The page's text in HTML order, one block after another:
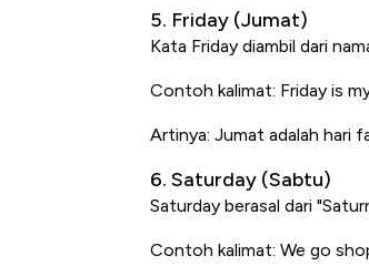
5. Friday (Jumat)
Kata Friday diambil dari
Contoh kalimat: Friday is
Artinya: Jumat adalah hari
6. Saturday (Sabtu)
Saturday berasal dari
Contoh kalimat: We go